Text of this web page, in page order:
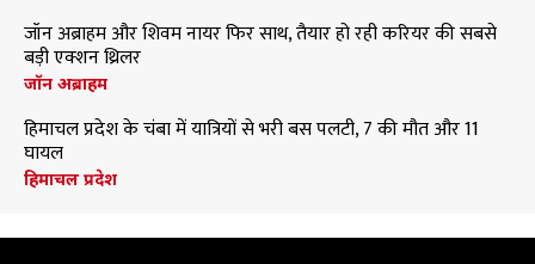
जॉन अब्राहम और शिवम नायर फिर साथ, तैयार हो रही करियर की सबसे
बड़ी एक्शन थ्रिलर
जॉन अब्राहम
हिमाचल प्रदेश के चंबा में यात्रियों से भरी बस पलटी, 7 की मौत और 11
घायल
हिमाचल प्रदेश